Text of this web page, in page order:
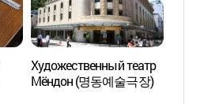
Художественный театр
Мёндон (명동예술극장)